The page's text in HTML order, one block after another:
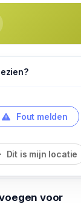
Fout melden
Dit is mijn locatie
voor